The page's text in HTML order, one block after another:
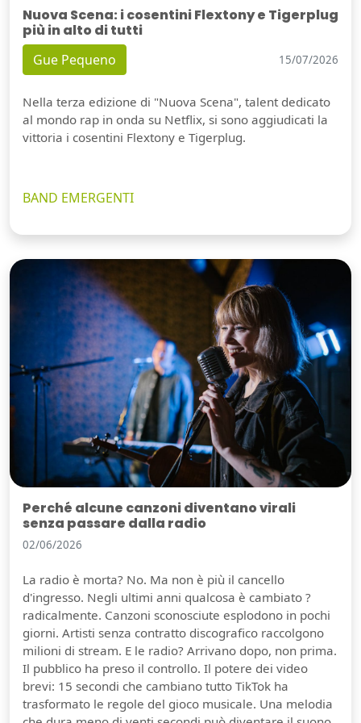
Nuova Scena: i cosentini Flextony e Tigerplug
più in alto di tutti
Gue Pequeno 15/07/2026
Nella terza edizione di "Nuova Scena", talent dedicato
al mondo rap in onda su Netflix, si sono aggiudicati la
vittoria i cosentini Flextony e Tigerplug.
BAND EMERGENTI
Perché alcune canzoni diventano virali
senza passare dalla radio
02/06/2026
La radio è morta? No. Ma non è più il cancello
d'ingresso. Negli ultimi anni qualcosa è cambiato ?
radicalmente. Canzoni sconosciute esplodono in pochi
giorni. Artisti senza contratto discografico raccolgono
milioni di stream. E le radio? Arrivano dopo, non prima.
Il pubblico ha preso il controllo. Il potere dei video
brevi: 15 secondi che cambiano tutto TikTok ha
trasformato le regole del gioco musicale. Una melodia